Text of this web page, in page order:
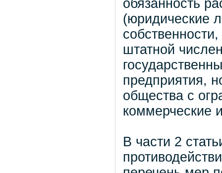
обязанность
(юридические
штатной
предприятия,
общества с
коммерческие
В части 2